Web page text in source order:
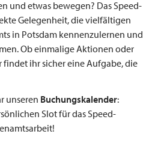
und etwas bewegen? Das Speed-
Gelegenheit, die vielfältigen
in Potsdam kennenzulernen und
Ob einmalige Aktionen oder
findet ihr sicher eine Aufgabe, die
unseren Buchungskalender:
Slot für das Speed-